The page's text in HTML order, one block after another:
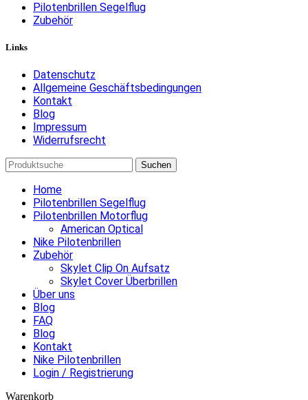
Pilotenbrillen Segelflug
Zubehör
Links
Datenschutz
Allgemeine Geschäftsbedingungen
Kontakt
Blog
Impressum
Widerrufsrecht
Suchen
Home
Pilotenbrillen Segelflug
Pilotenbrillen Motorflug
American Optical
Nike Pilotenbrillen
Zubehör
Skylet Clip On Aufsatz
Skylet Cover Überbrillen
Über uns
Blog
FAQ
Blog
Kontakt
Nike Pilotenbrillen
Login / Registrierung
Warenkorb